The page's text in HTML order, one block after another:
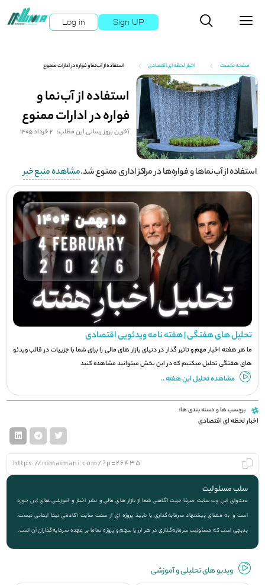
Log in Sign UP
صفحه نخست اخبار لحظه ای اقتصادی استفاده از آب‌نما و فواره در ادارات ممنوع
استفاده از آب‌نما و
فواره در ادارات ممنوع
آخرین بروز رسانی این مطلب: 2 خرداد 1405
استفاده از آب‌نماها و فواره‌ها در مراکز اداری ممنوع شد.مشاهده منبع خبر
تحلیل های هفتگی | هفته نامه ویدئویی اقتصادی
ما هر هفته اخبار مهم و تاثیر گذار در دنیای بازار های مالی را برای شما با جزيیات در قالب ویدئو
های هفتگی تحلیل میکنیم که در این بخش میتوانید مشاهده کنید
مشاهده تحلیل این هفته ..
برچسب ها و دسته بندی ها:
اخبار لحظه ای اقتصادی
سلب مسئولیت
محتوای این وب سایت صرفا جهت آگاهی شما از بازار های مالی و نشر اخبار و آموزشی های این حوزه
است و به معنای پیشنهاد سرمایه‌گذاری یا تایید پروژه ای از سمت سایت آکادمی نیما ایمانی نیست.
بدیهی است که مسئولیت سرمایه‌گذاری در هر ارز یا سهم و پروژه تماما بر عهده سرمایه‌گذاران آن است.
ویديو های تحلیلی و آموزشی